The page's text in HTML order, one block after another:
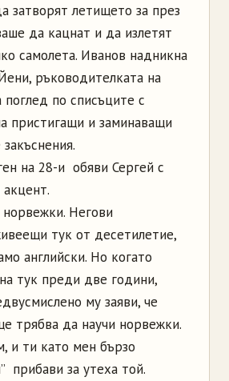
затворят летището за през
да кацнат и да излетят
самолета. Иванов надникна
ръководителката на
поглед по списъците с
пристигащи и заминаващи
на 28-и ­ обяви Сергей с
Негови
тук от десетилетие,
английски. Но когато
тук преди две години,
му заяви, че
трябва да научи норвежки.
и ти като мен бързо
прибави за утеха той.